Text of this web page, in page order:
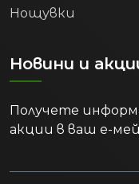
Нощувки
Новини и
Получете
акции в ваш е-